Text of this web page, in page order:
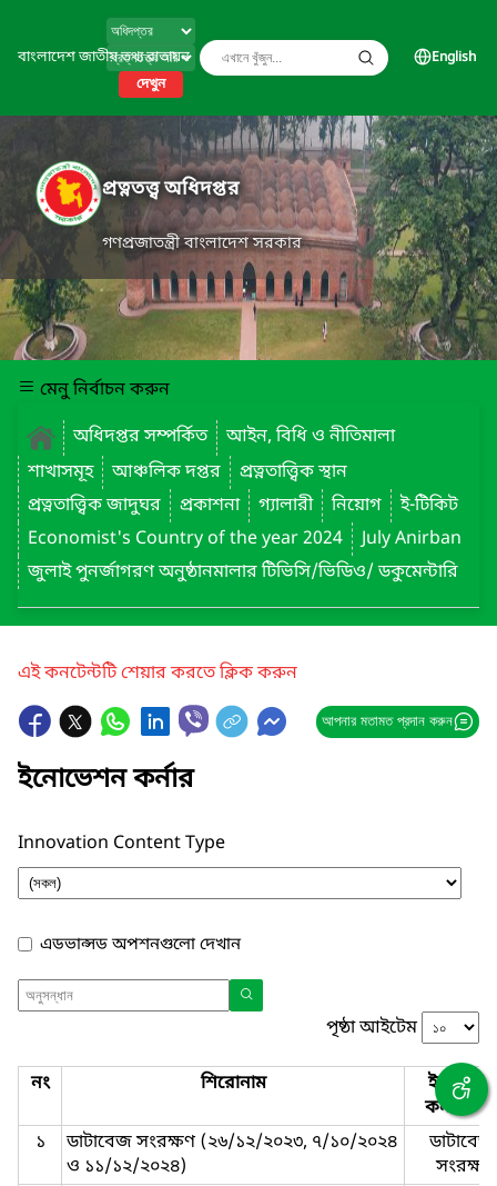
বাংলাদেশ জাতীয় তথ্য বাতায়ন
দেখুন
English
প্রত্নতত্ত্ব অধিদপ্তর
গণপ্রজাতন্ত্রী বাংলাদেশ সরকার
মেনু নির্বাচন করুন
অধিদপ্তর সম্পর্কিত
আইন, বিধি ও নীতিমালা
শাখাসমূহ
আঞ্চলিক দপ্তর
প্রত্নতাত্ত্বিক স্থান
প্রত্নতাত্ত্বিক জাদুঘর
প্রকাশনা গ্যালারী নিয়োগ
ই-টিকিট
Economist's Country of the year 2024
July Anirban
জুলাই পুনর্জাগরণ অনুষ্ঠানমালার টিভিসি/ভিডিও/ ডকুমেন্টারি
এই কনটেন্টটি শেয়ার করতে ক্লিক করুন
আপনার মতামত প্রদান করুন
ইনোভেশন কর্নার
Innovation Content Type
এডভান্সড অপশনগুলো দেখান
পৃষ্ঠা আইটেম
নং শিরোনাম
কর্নার
১
ডাটাবেজ সংরক্ষণ (২৬/১২/২০২৩, ৭/১০/২০২৪
ও ১১/১২/২০২৪)
সংরক্ষণ